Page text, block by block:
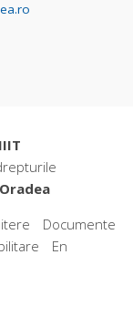
Documente
En